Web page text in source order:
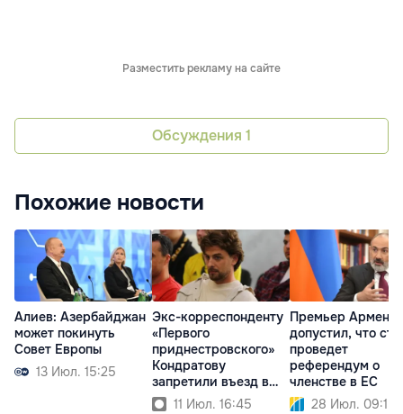
Разместить рекламу на сайте
Обсуждения 1
Похожие новости
Алиев: Азербайджан
может покинуть
Совет Европы
13 Июл. 15:25
Экс-корреспонденту
«Первого
приднестровского»
Кондратову
запретили въезд в
Армению
11 Июл. 16:45
Премьер
допустил, что
проведет
референдум о
членстве в ЕС
28 Июл. 09:15